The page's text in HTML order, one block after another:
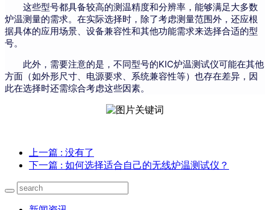
这些型号都具备较高的测温精度和分辨率，能够满足大多数
炉温测量的需求。在实际选择时，除了考虑测量范围外，还应根
据具体的应用场景、设备兼容性和其他功能需求来选择合适的型
号。
此外，需要注意的是，不同型号的KIC炉温测试仪可能在其他
方面（如外形尺寸、电源要求、系统兼容性等）也存在差异，因
此在选择时还需综合考虑这些因素。
上一篇 : 没有了
下一篇 : 如何选择适合自己的无线炉温测试仪？